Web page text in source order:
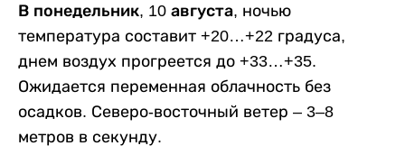
В понедельник, 10 августа, ночью
температура составит +20…+22 градуса,
днем воздух прогреется до +33…+35.
Ожидается переменная облачность без
осадков. Северо-восточный ветер – 3–8
метров в секунду.